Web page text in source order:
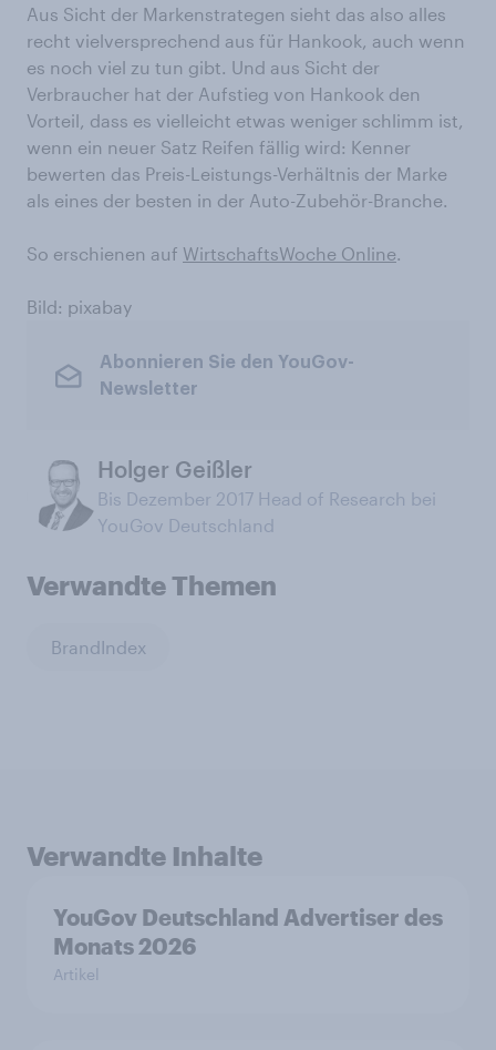
Aus Sicht der Markenstrategen sieht das also alles
recht vielversprechend aus für Hankook, auch wenn
es noch viel zu tun gibt. Und aus Sicht der
Verbraucher hat der Aufstieg von Hankook den
Vorteil, dass es vielleicht etwas weniger schlimm ist,
wenn ein neuer Satz Reifen fällig wird: Kenner
bewerten das Preis-Leistungs-Verhältnis der Marke
als eines der besten in der Auto-Zubehör-Branche.
So erschienen auf WirtschaftsWoche Online.
Bild: pixabay
Abonnieren Sie den YouGov-
Newsletter
Holger Geißler
Bis Dezember 2017 Head of Research bei
YouGov Deutschland
Verwandte Themen
BrandIndex
Verwandte Inhalte
YouGov Deutschland Advertiser des
Monats 2026
Artikel